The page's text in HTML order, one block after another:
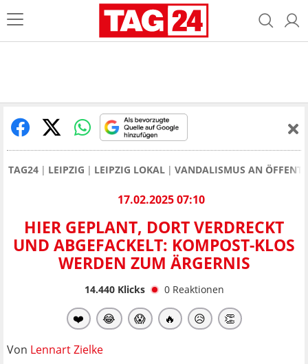
TAG24 LEIPZIG LEIPZIG LOKAL VANDALISMUS AN
17.02.2025 07:10
HIER GEPLANT, DORT VERDRECKT
UND ABGEFACKELT: KOMPOST-KLOS
WERDEN ZUM ÄRGERNIS
14.440Klicks 0 Reaktionen
❤️ 😂 😱 🔥 😥 👏
Von Lennart Zielke